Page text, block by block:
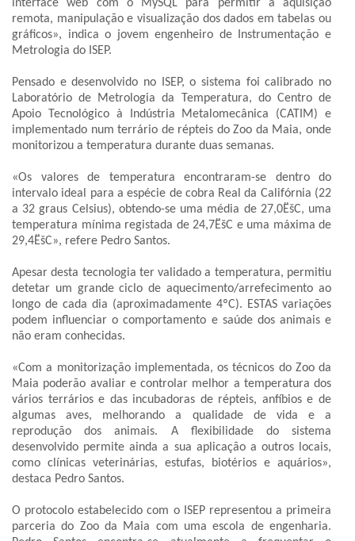
interface web com o MySQL para permitir a aquisição
remota, manipulação e visualização dos dados em tabelas ou
gráficos», indica o jovem engenheiro de Instrumentação e
Metrologia do ISEP.
Pensado e desenvolvido no ISEP, o sistema foi calibrado no
Laboratório de Metrologia da Temperatura, do Centro de
Apoio Tecnológico à Indústria Metalomecânica (CATIM) e
implementado num terrário de répteis do Zoo da Maia, onde
monitorizou a temperatura durante duas semanas.
«Os valores de temperatura encontraram-se dentro do
intervalo ideal para a espécie de cobra Real da Califórnia (22
a 32 graus Celsius), obtendo-se uma média de 27,0ËšC, uma
temperatura mínima registada de 24,7ËšC e uma máxima de
29,4ËšC», refere Pedro Santos.
Apesar desta tecnologia ter validado a temperatura, permitiu
detetar um grande ciclo de aquecimento/arrefecimento ao
longo de cada dia (aproximadamente 4ºC). ESTAS variações
podem influenciar o comportamento e saúde dos animais e
não eram conhecidas.
«Com a monitorização implementada, os técnicos do Zoo da
Maia poderão avaliar e controlar melhor a temperatura dos
vários terrários e das incubadoras de répteis, anfíbios e de
algumas aves, melhorando a qualidade de vida e a
reprodução dos animais. A flexibilidade do sistema
desenvolvido permite ainda a sua aplicação a outros locais,
como clínicas veterinárias, estufas, biotérios e aquários»,
destaca Pedro Santos.
O protocolo estabelecido com o ISEP representou a primeira
parceria do Zoo da Maia com uma escola de engenharia.